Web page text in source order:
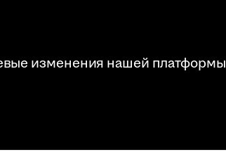
изменения нашей платформы